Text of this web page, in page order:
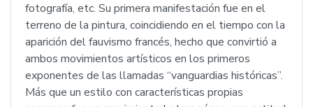
fotografía, etc. Su primera manifestación fue en el
terreno de la pintura, coincidiendo en el tiempo con la
aparición del fauvismo francés, hecho que convirtió a
ambos movimientos artísticos en los primeros
exponentes de las llamadas “vanguardias históricas”.
Más que un estilo con características propias